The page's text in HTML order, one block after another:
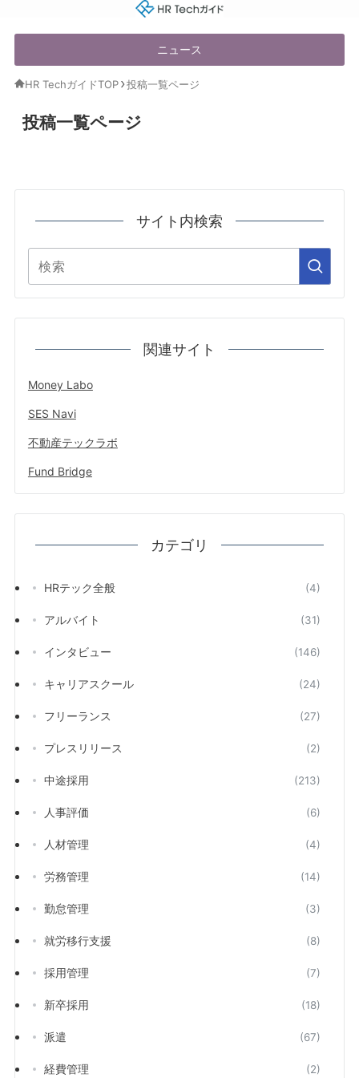
HR Techガイド
ニュース
HR TechガイドTOP 投稿一覧ページ
投稿一覧ページ
サイト内検索
関連サイト
Money Labo
SES Navi
不動産テックラボ
Fund Bridge
カテゴリ
HRテック全般 (4)
アルバイト (31)
インタビュー (146)
キャリアスクール (24)
フリーランス (27)
プレスリリース (2)
中途採用 (213)
人事評価 (6)
人材管理 (4)
労務管理 (14)
勤怠管理 (3)
就労移行支援 (8)
採用管理 (7)
新卒採用 (18)
派遣 (67)
経費管理 (2)